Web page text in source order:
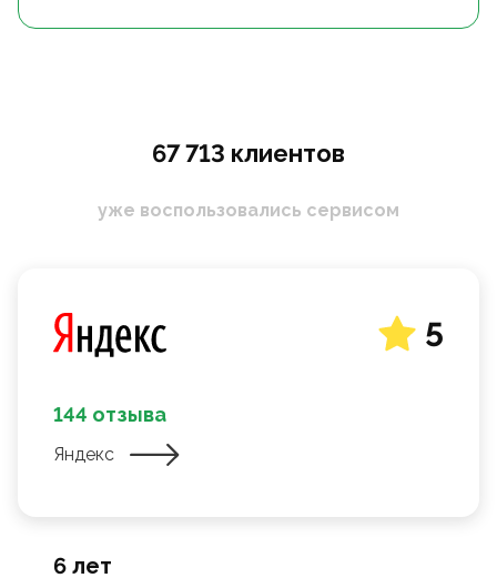
67 713 клиентов
уже воспользовались сервисом
5
144 отзыва
Яндекс
6 лет